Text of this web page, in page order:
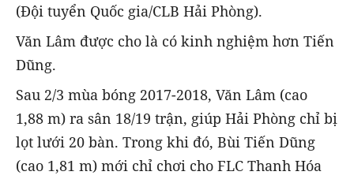
(Đội tuyển Quốc gia/CLB Hải Phòng).
Văn Lâm được cho là có kinh nghiệm hơn Tiến
Dũng.
Sau 2/3 mùa bóng 2017-2018, Văn Lâm (cao
1,88 m) ra sân 18/19 trận, giúp Hải Phòng chỉ bị
lọt lưới 20 bàn. Trong khi đó, Bùi Tiến Dũng
(cao 1,81 m) mới chỉ chơi cho FLC Thanh Hóa